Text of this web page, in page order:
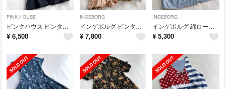
PINK HOUSE
ピンクハウス ピンタック レース リボン 黒 ブラウス
¥ 6,500
INGEBORG
インゲボルグ ピンタック ピコフリル ピンクベージュ オーバーブラウス
¥ 7,800
INGEBORG
インゲボルグ 綿ローン ピンタック レース サックスブルー ブラウス
¥ 5,300